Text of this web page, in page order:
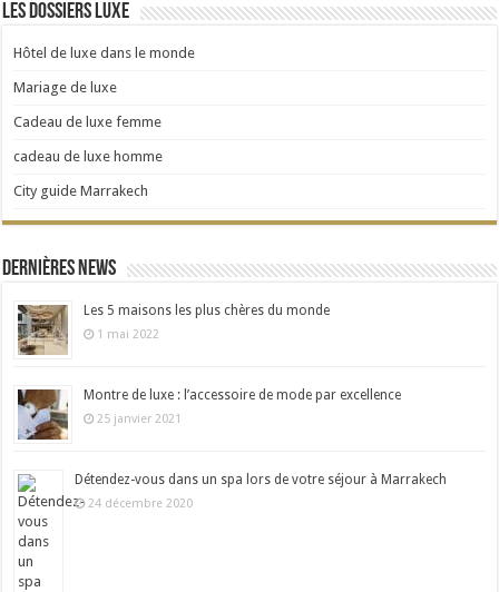
Les dossiers Luxe
Hôtel de luxe dans le monde
Mariage de luxe
Cadeau de luxe femme
cadeau de luxe homme
City guide Marrakech
Dernières news
Les 5 maisons les plus chères du monde
1 mai 2022
Montre de luxe : l’accessoire de mode par excellence
25 janvier 2021
Détendez-vous dans un spa lors de votre séjour à Marrakech
24 décembre 2020